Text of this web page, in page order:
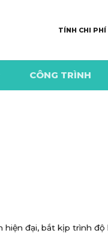
TÍNH CHI
CÔNG TRÌNH
hiện đại, bắt kịp trình độ